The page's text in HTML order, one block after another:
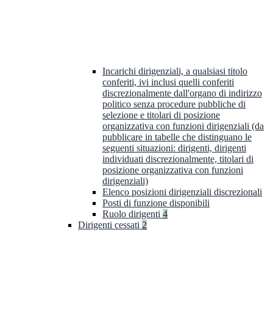
Incarichi dirigenziali, a qualsiasi titolo
conferiti, ivi inclusi quelli conferiti
discrezionalmente dall'organo di indirizzo
politico senza procedure pubbliche di
selezione e titolari di posizione
organizzativa con funzioni dirigenziali (da
pubblicare in tabelle che distinguano le
seguenti situazioni: dirigenti, dirigenti
individuati discrezionalmente, titolari di
posizione organizzativa con funzioni
dirigenziali)
Elenco posizioni dirigenziali discrezionali
Posti di funzione disponibili
Ruolo dirigenti 4
Dirigenti cessati 2